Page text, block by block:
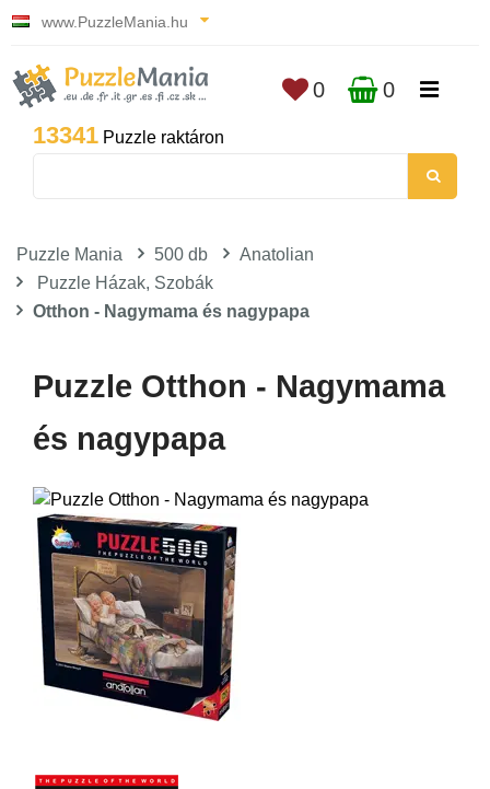
www.PuzzleMania.hu
13341 Puzzle raktáron
0 0
Puzzle Mania 500 db
Anatolian
Puzzle Házak, Szobák
Otthon - Nagymama és nagypapa
Puzzle Otthon - Nagymama
és nagypapa